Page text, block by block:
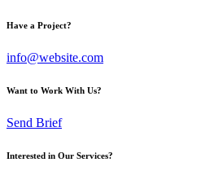
Have a Project?
info@website.com
Want to Work With Us?
Send Brief
Interested in Our Services?